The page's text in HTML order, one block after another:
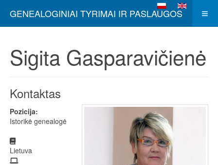
GENEALOGINIAI TYRIMAI IR PASLAUGOS
Pasirinkite savo kalbą
Sigita Gasparavičienė
Kontaktas
Pozicija:
Istorikė genealogė
Adresas
Lietuva
Faksas